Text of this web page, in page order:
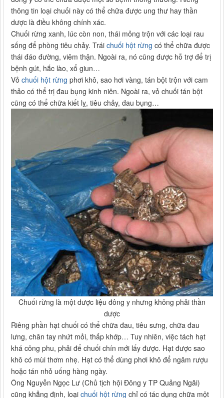
thông tin loại chuối này có thể chữa được ung thư hay thần
dược là điều không chính xác.
Chuối rừng xanh, lúc còn non, thái mỏng trộn với các loại rau
sống để phòng tiêu chảy. Trái chuối hột rừng có thể chữa được
thái đáo đường, viêm thận. Ngoài ra, nó cũng được hỗ trợ để trị
bệnh gút, hắc lào, xổ giun…
Vỏ chuối hột rừng phơi khô, sao hơi vàng, tán bột trộn với cam
thảo có thể trị đau bụng kinh niên. Ngoài ra, vỏ chuối tán bột
cũng có thể chữa kiết lỵ, tiêu chảy, đau bụng…
Chuối rừng là một dược liệu đông y nhưng không phải thần
dược
Riêng phần hạt chuối có thể chữa đau, tiêu sưng, chữa đau
lưng, chân tay nhứt mỏi, thấp khớp… Tuy nhiên, việc tách hạt
khá công phu, phải để chuối chín mới lấy được. Hạt được sao
khô có mùi thơm nhẹ. Hạt có thể dùng phơi khô để ngâm rượu
hoặc tán nhỏ uống hàng ngày.
Ông Nguyễn Ngọc Lư (Chủ tịch hội Đông y TP Quảng Ngãi)
cũng khẳng định, loại chuối hột rừng chỉ có tác dụng chữa một